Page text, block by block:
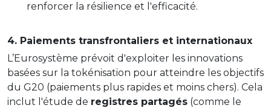
renforcer la résilience et l'efficacité.
4. Paiements transfrontaliers et internationaux
L’Eurosystème prévoit d'exploiter les innovations
basées sur la tokénisation pour atteindre les objectifs
du G20 (paiements plus rapides et moins chers). Cela
inclut l'étude de registres partagés (comme le